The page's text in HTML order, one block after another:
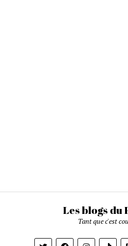
Les blogs du
Tant que c'est